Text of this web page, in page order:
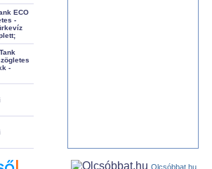
ECO
-
-
Olcsóbbat.hu